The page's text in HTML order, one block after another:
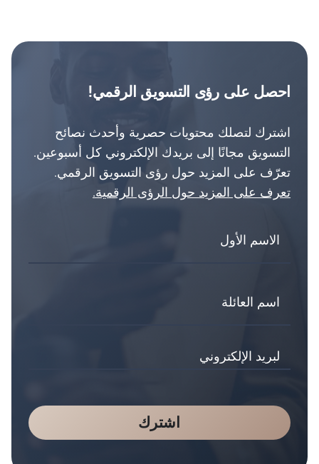
احصل على رؤى التسويق الرقمي!
اشترك لتصلك محتويات حصرية وأحدث نصائح
التسويق مجانًا إلى بريدك الإلكتروني كل أسبوعين.
تعرّف على المزيد حول رؤى التسويق الرقمي.
تعرف على المزيد حول الرؤى الرقمية.
اشترك